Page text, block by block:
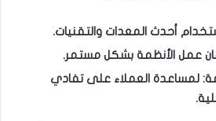
أحدث المعدات والتقنيات.
عمل الأنظمة بشكل مستمر.
لمساعدة العملاء على تفادي